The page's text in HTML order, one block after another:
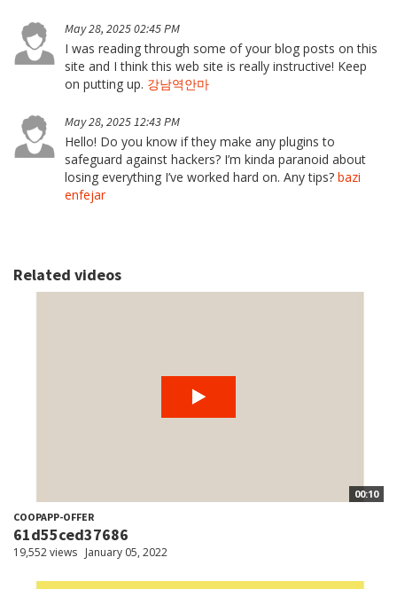
May 28, 2025 02:45 PM
I was reading through some of your blog posts on this
site and I think this web site is really instructive! Keep
on putting up. 강남역안마
May 28, 2025 12:43 PM
Hello! Do you know if they make any plugins to
safeguard against hackers? I’m kinda paranoid about
losing everything I’ve worked hard on. Any tips? bazi
enfejar
Related videos
00:10
COOPAPP-OFFER
61d55ced37686
19,552 views January 05, 2022